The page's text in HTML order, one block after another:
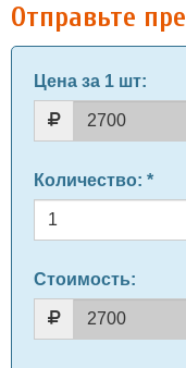
Отправьте
Цена за 1 шт:
Количество: *
Стоимость: